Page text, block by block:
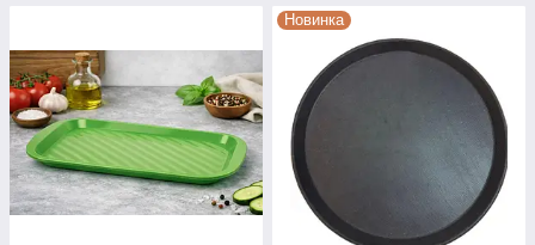
Новинка